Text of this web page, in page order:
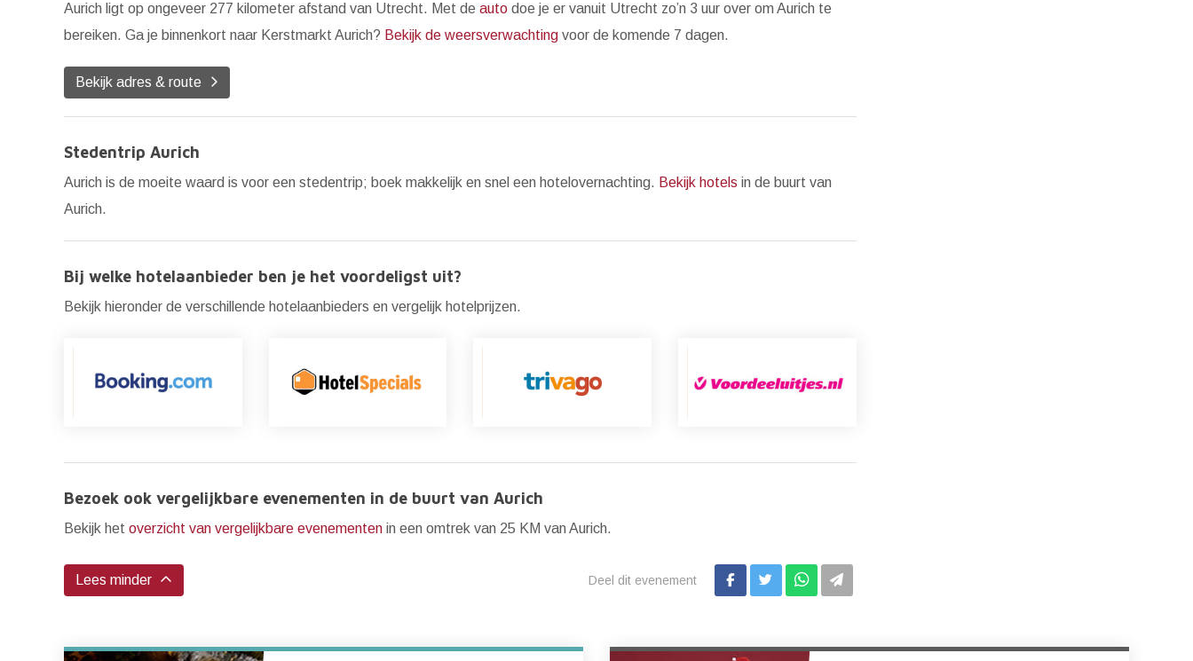
Aurich ligt op ongeveer 277 kilometer afstand van Utrecht. Met de auto doe je er vanuit Utrecht zo’n 3 uur over om Aurich te
bereiken. Ga je binnenkort naar Kerstmarkt Aurich? Bekijk de weersverwachting voor de komende 7 dagen.
Bekijk adres & route
Stedentrip Aurich
Aurich is de moeite waard is voor een stedentrip; boek makkelijk en snel een hotelovernachting. Bekijk hotels in de buurt van
Aurich.
Bij welke hotelaanbieder ben je het voordeligst uit?
Bekijk hieronder de verschillende hotelaanbieders en vergelijk hotelprijzen.
Bezoek ook vergelijkbare evenementen in de buurt van Aurich
Bekijk het overzicht van vergelijkbare evenementen in een omtrek van 25 KM van Aurich.
Lees minder Deel dit evenement